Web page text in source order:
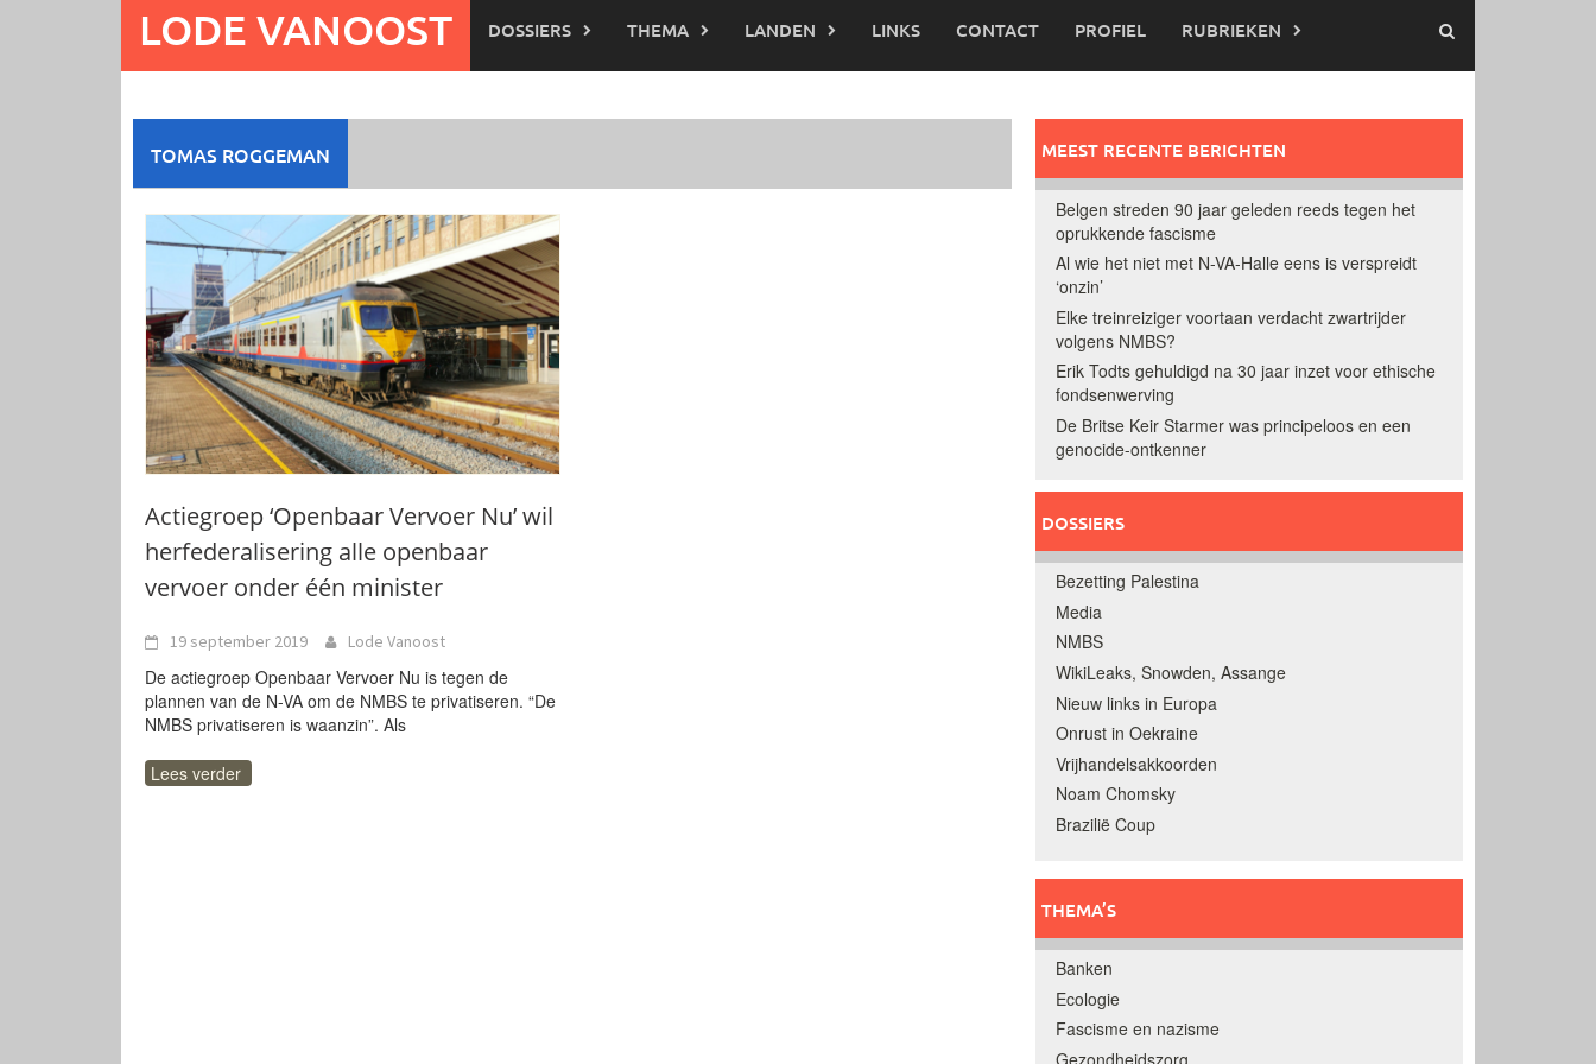
LODE VANOOST DOSSIERS THEMA LANDEN LINKS CONTACT PROFIEL RUBRIEKEN
TOMAS ROGGEMAN
Actiegroep ‘Openbaar Vervoer Nu’ wil
herfederalisering alle openbaar
vervoer onder één minister
19 september 2019 Lode Vanoost
De actiegroep Openbaar Vervoer Nu is tegen de
plannen van de N-VA om de NMBS te privatiseren. “De
NMBS privatiseren is waanzin”. Als
Lees verder
MEEST RECENTE BERICHTEN
Belgen streden 90 jaar geleden reeds tegen het
oprukkende fascisme
Al wie het niet met N-VA-Halle eens is verspreidt
‘onzin’
Elke treinreiziger voortaan verdacht zwartrijder
volgens NMBS?
Erik Todts gehuldigd na 30 jaar inzet voor ethische
fondsenwerving
De Britse Keir Starmer was principeloos en een
genocide-ontkenner
DOSSIERS
Bezetting Palestina
Media
NMBS
WikiLeaks, Snowden, Assange
Nieuw links in Europa
Onrust in Oekraine
Vrijhandelsakkoorden
Noam Chomsky
Brazilië Coup
THEMA’S
Banken
Ecologie
Fascisme en nazisme
Gezondheidszorg